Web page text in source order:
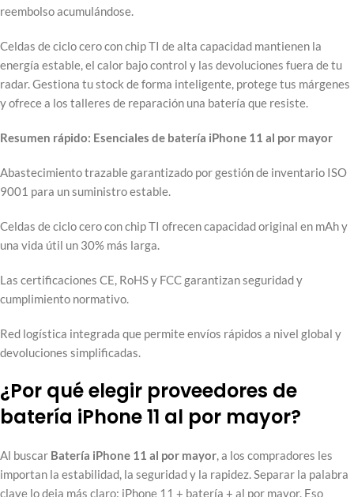
reembolso acumulándose.
Celdas de ciclo cero con chip TI de alta capacidad mantienen la
energía estable, el calor bajo control y las devoluciones fuera de tu
radar. Gestiona tu stock de forma inteligente, protege tus márgenes
y ofrece a los talleres de reparación una batería que resiste.
Resumen rápido: Esenciales de batería iPhone 11 al por mayor
Abastecimiento trazable garantizado por gestión de inventario ISO
9001 para un suministro estable.
Celdas de ciclo cero con chip TI ofrecen capacidad original en mAh y
una vida útil un 30% más larga.
Las certificaciones CE, RoHS y FCC garantizan seguridad y
cumplimiento normativo.
Red logística integrada que permite envíos rápidos a nivel global y
devoluciones simplificadas.
¿Por qué elegir proveedores de
batería iPhone 11 al por mayor?
Al buscar Batería iPhone 11 al por mayor, a los compradores les
importan la estabilidad, la seguridad y la rapidez. Separar la palabra
clave lo deja más claro: iPhone 11 + batería + al por mayor. Eso